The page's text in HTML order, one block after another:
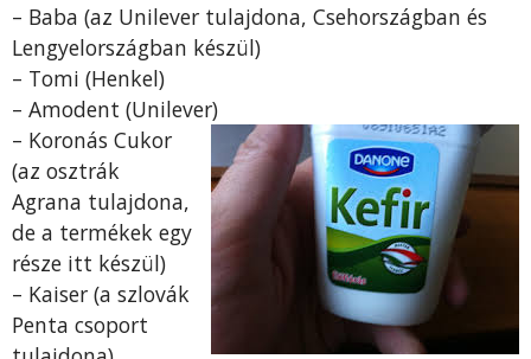
– Baba (az Unilever tulajdona, Csehországban és
Lengyelországban készül)
– Tomi (Henkel)
– Amodent (Unilever)
– Koronás Cukor
(az osztrák
Agrana tulajdona,
de a termékek egy
része itt készül)
– Kaiser (a szlovák
Penta csoport